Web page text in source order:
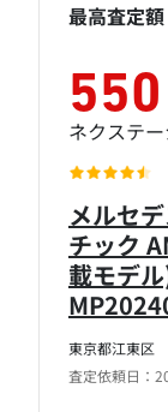
東京都江東区
査定依頼日：
メルセ
チック
載モデ
最高査定額
550
ネクステ